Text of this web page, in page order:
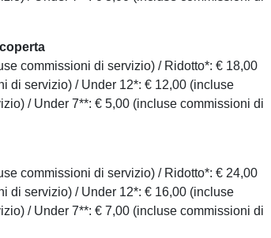
commissioni di servizio) / Ridotto*: € 18,00
di servizio) / Under 12*: € 12,00 (incluse
/ Under 7**: € 5,00 (incluse commissioni di
commissioni di servizio) / Ridotto*: € 24,00
di servizio) / Under 12*: € 16,00 (incluse
/ Under 7**: € 7,00 (incluse commissioni di